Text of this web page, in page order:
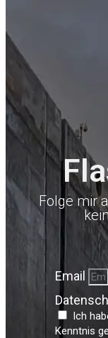
Folge mir
Email
Ich
Kenntnis